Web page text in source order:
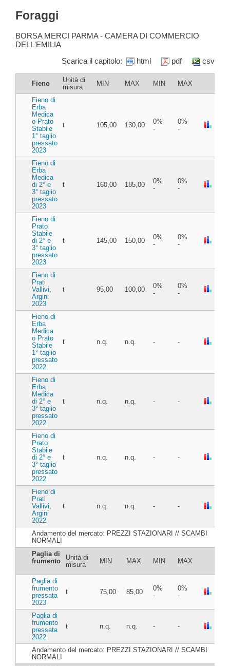
Foraggi
BORSA MERCI PARMA - CAMERA DI COMMERCIO
DELL'EMILIA
Scarica il capitolo:
html pdf csv
Fieno
Unità di
misura
MIN MAX MIN MAX
Fieno di
Erba
Medica
o Prato
Stabile
1° taglio
pressato
2023
t 105,00 130,00
0%
-
0%
-
Fieno di
Erba
Medica
di 2° e
3° taglio
pressato
2023
t 160,00 185,00
0%
-
0%
-
Fieno di
Prato
Stabile
di 2° e
3° taglio
pressato
2023
t 145,00 150,00
0%
-
0%
-
Fieno di
Prati
Vallivi,
Argini
2023
t 95,00 100,00
0%
-
0%
-
Fieno di
Erba
Medica
o Prato
Stabile
1° taglio
pressato
2022
t n.q. n.q. - -
Fieno di
Erba
Medica
di 2° e
3° taglio
pressato
2022
t n.q. n.q. - -
Fieno di
Prato
Stabile
di 2° e
3° taglio
pressato
2022
t n.q. n.q. - -
Fieno di
Prati
Vallivi,
Argini
2022
t n.q. n.q. - -
Andamento del mercato: PREZZI STAZIONARI // SCAMBI
NORMALI
Paglia di
frumento
Unità di
misura
MIN MAX MIN MAX
Paglia di
frumento
pressata
2023
t 75,00 85,00
0%
-
0%
-
Paglia di
frumento
pressata
2022
t n.q. n.q. - -
Andamento del mercato: PREZZI STAZIONARI // SCAMBI
NORMALI